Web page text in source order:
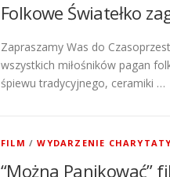
Folkowe Światełko
Zapraszamy Was do
wszystkich miłośników pagan
śpiewu tradycyjnego, ceramiki …
FILM /WYDARZENIE
“Można Panikować”